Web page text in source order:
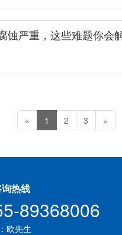
蚀严重，这些难题你会
« 1 2 3 »
热线
89368006
欧先生